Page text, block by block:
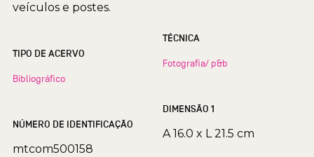
veículos e postes.
TIPO DE ACERVO
Bibliográfico
NÚMERO DE IDENTIFICAÇÃO
mtcom500158
TÉCNICA
Fotografia/ p&b
DIMENSÃO 1
A 16.0 x L 21.5 cm